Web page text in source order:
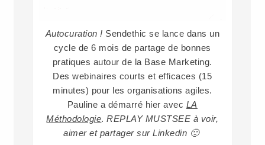
Autocuration ! Sendethic se lance dans un
cycle de 6 mois de partage de bonnes
pratiques autour de la Base Marketing.
Des webinaires courts et efficaces (15
minutes) pour les organisations agiles.
Pauline a démarré hier avec LA
Méthodologie.REPLAY MUSTSEE à voir,
aimer et partager sur Linkedin 🙂